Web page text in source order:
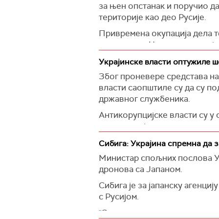
Узбекистана, Пакистана и
"Одговорићемо", нагласио је
за њен опстанак и поручио
територије као део Русије.
Привремена окупација дела
председник Чешке у
"Желимо да Украјина опстане
буде привремено окупиран,
признати као део Русије",
Павел сматра да Украјина
територије, чак ни уз помоћ
Председник Чешке је
Апеловао је на наставак
бојном пољу.
Према његовим речима,
"У интересу је обе стране
убеђивања. С обзиром на
се ове мере спроведу, Русија
Украјинске власти оптужиле
Због проневере средстава
власти саопштиле су да су
државног службеника.
Антикорупцијске власти су
садашњи и један смењени
У периоду од 2024. до 2025.
су локалне власти
додајући да је мито чинио
Уговор за дронове вредео
Председник Украјине
Сибига: Украјина спремна да
Mинистар спољних послова
дронова са Јапаном.
Сибига је за јапанску агенцију
с Русијом.
"Сада смо лидери у свету у